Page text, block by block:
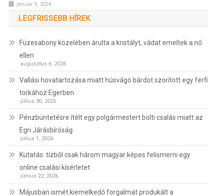
január 9, 2024
LEGFRISSEBB HÍREK
Füzesabony közelében árulta a kristályt, vádat emeltek a nő
ellen
augusztus 6, 2026
Vallási hovatartozása miatt húsvágó bárdot szorított egy férfi
torkához Egerben
július 30, 2026
Pénzbüntetésre ítélt egy polgármestert bolti csalás miatt az
Egri Járásbíróság
július 1, 2026
Kutatás: tízből csak három magyar képes felismerni egy
online csalási kísérletet
június 22, 2026
Májusban ismét kiemelkedő forgalmat produkált a